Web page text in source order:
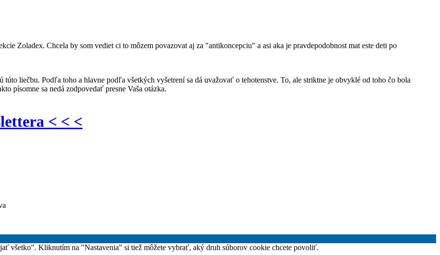
Zoladex. Chcela by som vediet ci to môzem povazovat aj za "antikoncepciu" a asi aka je pravdepodobnost mat este deti po
liečbu. Podľa toho a hlavne podľa všetkých vyšetrení sa dá uvažovať o tehotenstve. To, ale striktne je obvyklé od toho čo bola
písomne sa nedá zodpovedať presne Vaša otázka.
< < <
všetko". Kliknutím na "Nastavenia" si tiež môžete vybrať, aký druh súborov cookie chcete povoliť.